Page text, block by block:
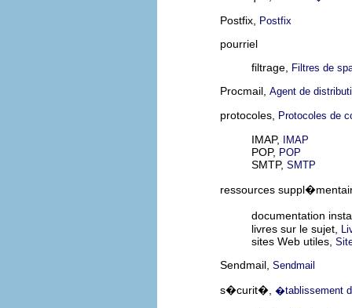
Postfix, Postfix
pourriel
filtrage,
Filtres de
Procmail, Agent de
protocoles, Protocoles de
IMAP, IMAP
POP, POP
SMTP, SMTP
ressources
documentation
livres sur le sujet,
sites Web utiles,
Sendmail, Sendmail
s�curit�, �tablissement